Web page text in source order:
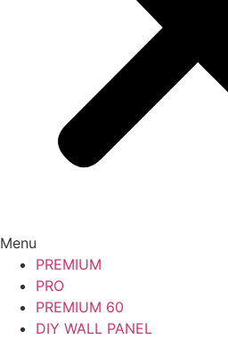
Menu
PREMIUM
PRO
PREMIUM 60
DIY WALL PANEL